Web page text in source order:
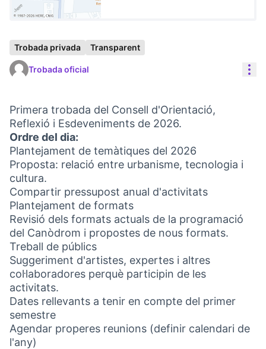
Trobada privada Transparent
Trobada oficial
Primera trobada del Consell d'Orientació,
Reflexió i Esdeveniments de 2026.
Ordre del dia:
Plantejament de temàtiques del 2026
Proposta: relació entre urbanisme, tecnologia i
cultura.
Compartir pressupost anual d'activitats
Plantejament de formats
Revisió dels formats actuals de la programació
del Canòdrom i propostes de nous formats.
Treball de públics
Suggeriment d'artistes, expertes i altres
col·laboradores perquè participin de les
activitats.
Dates rellevants a tenir en compte del primer
semestre
Agendar properes reunions (definir calendari de
l'any)